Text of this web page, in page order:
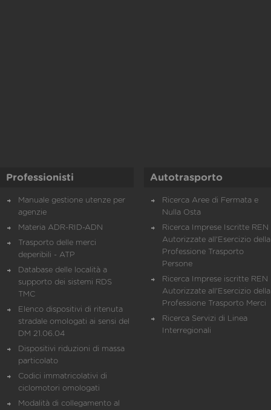
Professionisti
Manuale gestione utenze per
agenzie
Materia ADR-RID-ADN
Trasporto delle merci
deperibili - ATP
Database delle località a
supporto dei sistemi RDS
TMC
Elenco dispositivi di ritenuta
stradale omologati ai sensi del
DM 21.06.04
Dispositivi riduzioni di massa
particolato
Codici immatricolativi di
ciclomotori omologati
Modalità di collegamento al
Autotrasporto
Ricerca Aree di Fermata e
Nulla Osta
Ricerca Imprese Iscritte REN
Autorizzate all'Esercizio della
Professione Trasporto
Persone
Ricerca Imprese iscritte REN
Autorizzate all'Esercizio della
Professione Trasporto Merci
Ricerca Servizi di Linea
Interregionali